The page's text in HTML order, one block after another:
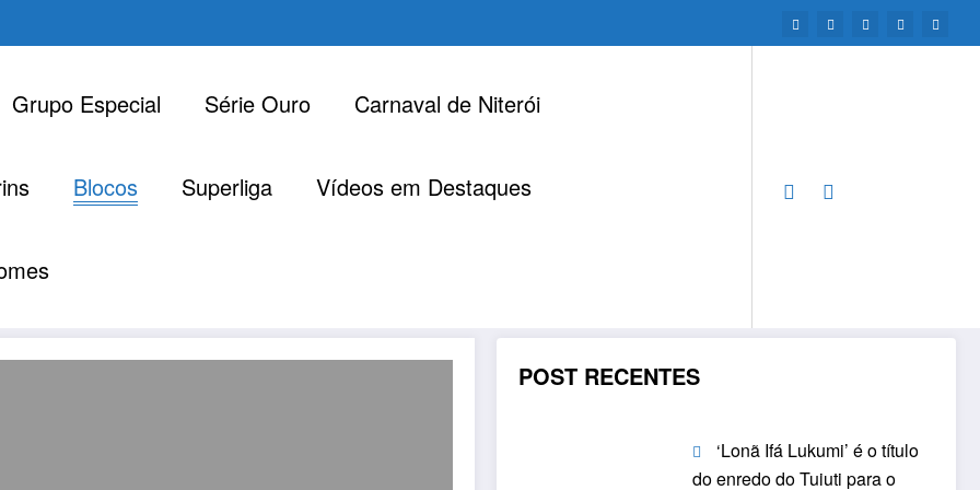
Grupo Especial Série Ouro Carnaval de Niterói
Blocos Superliga Vídeos em Destaques
POST RECENTES
‘Lonã Ifá Lukumi’ é o título
do enredo do Tuiuti para o